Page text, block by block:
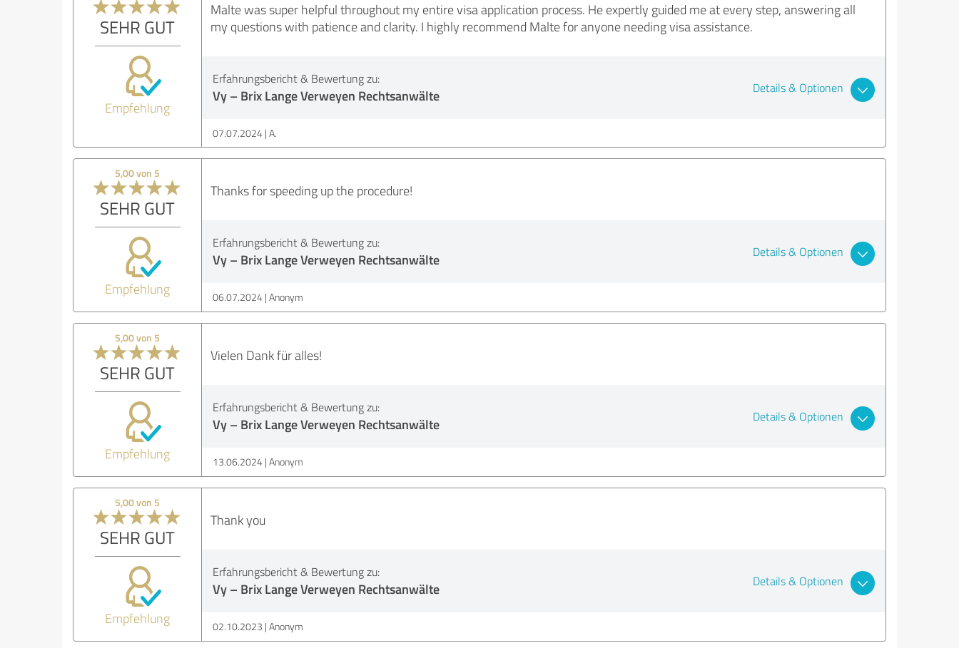
SEHR GUT
Empfehlung
Malte was super helpful throughout my entire visa application process. He expertly guided me at every step, answering all
my questions with patience and clarity. I highly recommend Malte for anyone needing visa assistance.
Erfahrungsbericht & Bewertung zu:
Vy – Brix Lange Verweyen Rechtsanwälte Details & Optionen
07.07.2024 A.
5,00 von 5
SEHR GUT
Empfehlung
Thanks for speeding up the procedure!
Erfahrungsbericht & Bewertung zu:
Vy – Brix Lange Verweyen Rechtsanwälte Details & Optionen
06.07.2024 Anonym
5,00 von 5
SEHR GUT
Empfehlung
Vielen Dank für alles!
Erfahrungsbericht & Bewertung zu:
Vy – Brix Lange Verweyen Rechtsanwälte Details & Optionen
13.06.2024 Anonym
5,00 von 5
SEHR GUT
Empfehlung
Thank you
Erfahrungsbericht & Bewertung zu:
Vy – Brix Lange Verweyen Rechtsanwälte Details & Optionen
02.10.2023 Anonym